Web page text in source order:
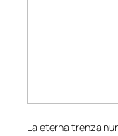
La eterna trenza